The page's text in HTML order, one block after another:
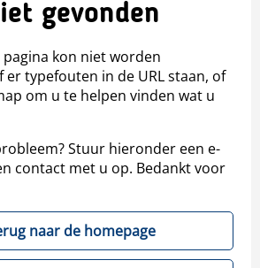
gevonden
kon niet worden
er typefouten in de URL staan, of
om u te helpen vinden wat u
Stuur hieronder een e-
contact met u op. Bedankt voor
naar de homepage